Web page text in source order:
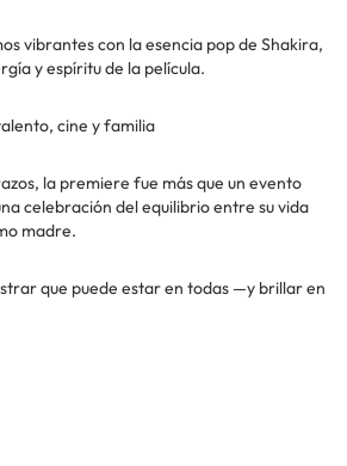
vibrantes con la esencia pop de Shakira,
y espíritu de la película.
cine y familia
la premiere fue más que un evento
celebración del equilibrio entre su vida
madre.
que puede estar en todas —y brillar en